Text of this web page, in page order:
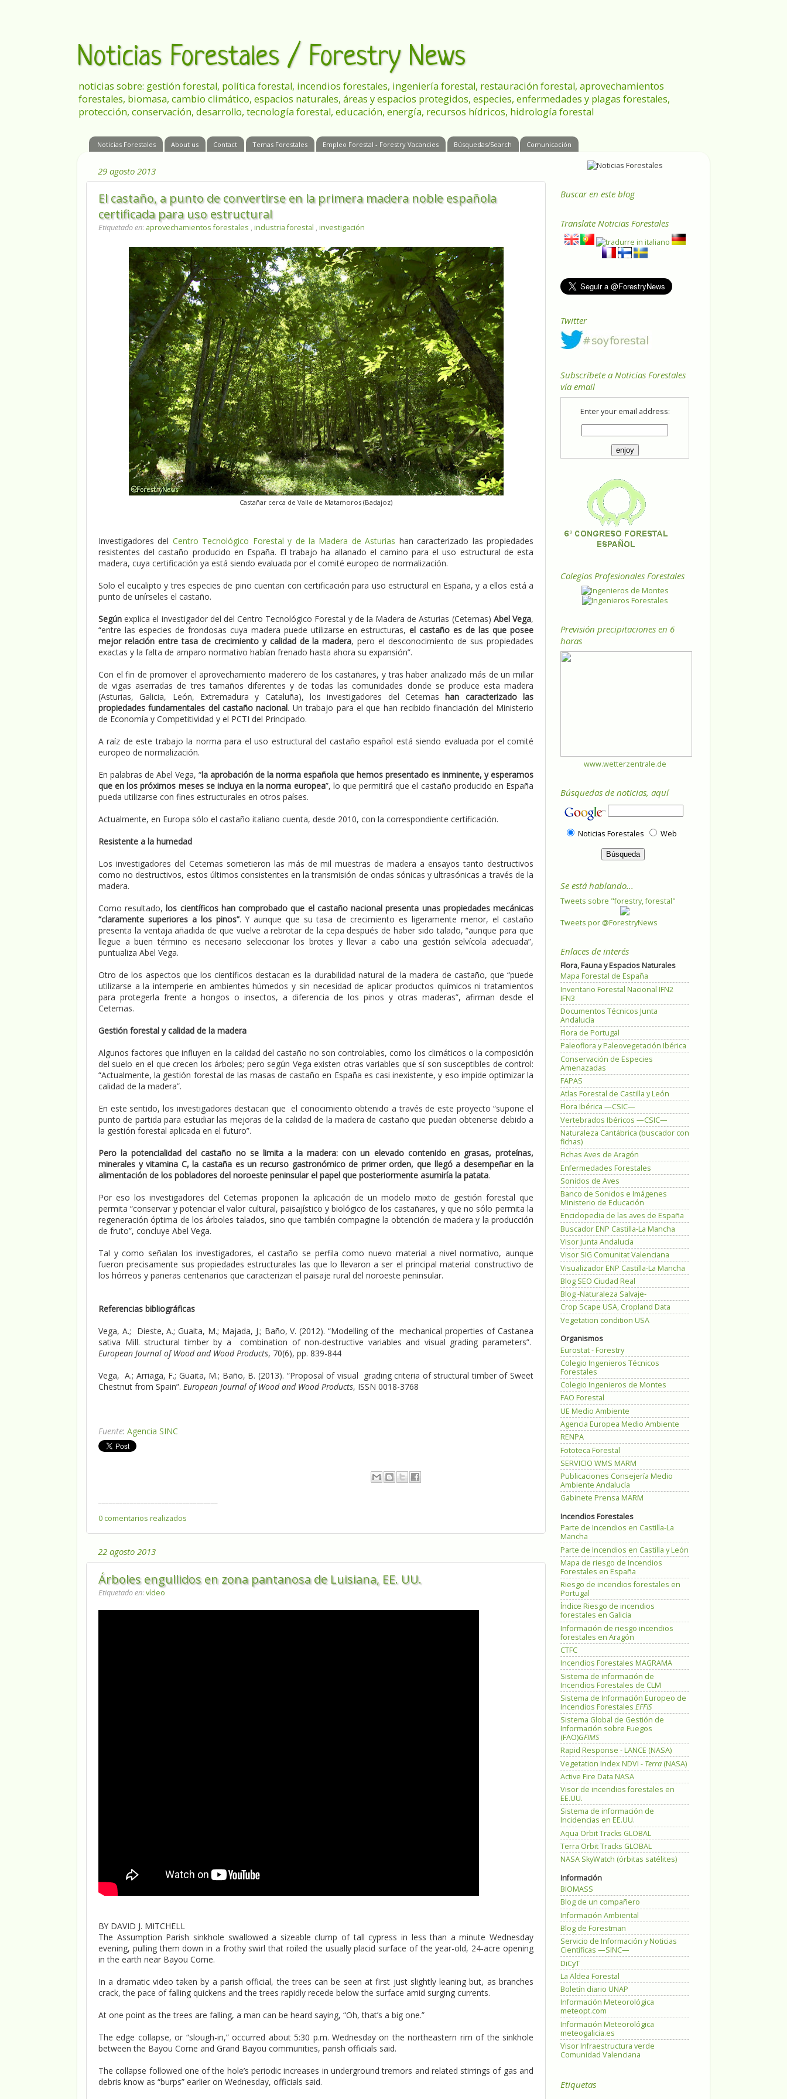
Noticias Forestales / Forestry News
noticias sobre: gestión forestal, política forestal, incendios forestales, ingeniería forestal, restauración forestal, aprovechamientos
forestales, biomasa, cambio climático, espacios naturales, áreas y espacios protegidos, especies, enfermedades y plagas forestales,
protección, conservación, desarrollo, tecnología forestal, educación, energía, recursos hídricos, hidrología forestal
Noticias Forestales About us Contact Temas Forestales Empleo Forestal - Forestry Vacancies Búsquedas/Search Comunicación
29 agosto 2013
El castaño, a punto de convertirse en la primera madera noble española
certificada para uso estructural
Etiquetado en: aprovechamientos forestales , industria forestal , investigación
Castañar cerca de Valle de Matamoros (Badajoz)
Investigadores del Centro Tecnológico Forestal y de la Madera de Asturias han caracterizado las propiedades
resistentes del castaño producido en España. El trabajo ha allanado el camino para el uso estructural de esta
madera, cuya certificación ya está siendo evaluada por el comité europeo de normalización.
Solo el eucalipto y tres especies de pino cuentan con certificación para uso estructural en España, y a ellos está a
punto de unírseles el castaño.
Según explica el investigador del del Centro Tecnológico Forestal y de la Madera de Asturias (Cetemas) Abel Vega,
“entre las especies de frondosas cuya madera puede utilizarse en estructuras, el castaño es de las que posee
mejor relación entre tasa de crecimiento y calidad de la madera, pero el desconocimiento de sus propiedades
exactas y la falta de amparo normativo habían frenado hasta ahora su expansión”.
Con el fin de promover el aprovechamiento maderero de los castañares, y tras haber analizado más de un millar
de vigas aserradas de tres tamaños diferentes y de todas las comunidades donde se produce esta madera
(Asturias, Galicia, León, Extremadura y Cataluña), los investigadores del Cetemashan caracterizado las
propiedades fundamentales del castaño nacional. Un trabajo para el que han recibido financiación del Ministerio
de Economía y Competitividad y el PCTI del Principado.
A raíz de este trabajo la norma para el uso estructural del castaño español está siendo evaluada por el comité
europeo de normalización.
En palabras de Abel Vega, “la aprobación de la norma española que hemos presentado es inminente, y esperamos
que en los próximos meses se incluya en la norma europea”, lo que permitirá que el castaño producido en España
pueda utilizarse con fines estructurales en otros países.
Actualmente, en Europa sólo el castaño italiano cuenta, desde 2010, con la correspondiente certificación.
Resistente a la humedad
Los investigadores del Cetemas sometieron las más de mil muestras de madera a ensayos tanto destructivos
como no destructivos, estos últimos consistentes en la transmisión de ondas sónicas y ultrasónicas a través de la
madera.
Como resultado,los científicos han comprobado que el castaño nacional presenta unas propiedades mecánicas
“claramente superiores a los pinos”. Y aunque que su tasa de crecimiento es ligeramente menor, el castaño
presenta la ventaja añadida de que vuelve a rebrotar de la cepa después de haber sido talado, “aunque para que
llegue a buen término es necesario seleccionar los brotes y llevar a cabo una gestión selvícola adecuada”,
puntualiza Abel Vega.
Otro de los aspectos que los científicos destacan es la durabilidad natural de la madera de castaño, que “puede
utilizarse a la intemperie en ambientes húmedos y sin necesidad de aplicar productos químicos ni tratamientos
para protegerla frente a hongos o insectos, a diferencia de los pinos y otras maderas”, afirman desde el
Cetemas.
Gestión forestal y calidad de la madera
Algunos factores que influyen en la calidad del castaño no son controlables, como los climáticos o la composición
del suelo en el que crecen los árboles; pero según Vega existen otras variables que sí son susceptibles de control:
“Actualmente, la gestión forestal de las masas de castaño en España es casi inexistente, y eso impide optimizar la
calidad de la madera”.
En este sentido, los investigadores destacan que el conocimiento obtenido a través de este proyecto “supone el
punto de partida para estudiar las mejoras de la calidad de la madera de castaño que puedan obtenerse debido a
la gestión forestal aplicada en el futuro”.
Pero la potencialidad del castaño no se limita a la madera: con un elevado contenido en grasas, proteínas,
minerales y vitamina C, la castaña es un recurso gastronómico de primer orden, que llegó a desempeñar en la
alimentación de los pobladores del noroeste peninsular el papel que posteriormente asumiría la patata.
Por eso los investigadores del Cetemas proponen la aplicación de un modelo mixto de gestión forestal que
permita “conservar y potenciar el valor cultural, paisajístico y biológico de los castañares, y que no sólo permita la
regeneración óptima de los árboles talados, sino que también compagine la obtención de madera y la producción
de fruto”, concluye Abel Vega.
Tal y como señalan los investigadores, el castaño se perfila como nuevo material a nivel normativo, aunque
fueron precisamente sus propiedades estructurales las que lo llevaron a ser el principal material constructivo de
los hórreos y paneras centenarios que caracterizan el paisaje rural del noroeste peninsular.
Referencias bibliográficas
Vega, A.; Dieste, A.; Guaita, M.; Majada, J.; Baño, V. (2012). “Modelling of the mechanical properties of Castanea
sativa Mill. structural timber by a combination of non-destructive variables and visual grading parameters”.
European Journal of Wood and Wood Products, 70(6), pp. 839-844
Vega, A.; Arriaga, F.; Guaita, M.; Baño, B. (2013). “Proposal of visual grading criteria of structural timber of Sweet
Chestnut from Spain”. European Journal of Wood and Wood Products, ISSN 0018-3768
Fuente: Agencia SINC
0 comentarios realizados
22 agosto 2013
Árboles engullidos en zona pantanosa de Luisiana, EE. UU.
Etiquetado en: vídeo
BY DAVID J. MITCHELL
The Assumption Parish sinkhole swallowed a sizeable clump of tall cypress in less than a minute Wednesday
evening, pulling them down in a frothy swirl that roiled the usually placid surface of the year-old, 24-acre opening
in the earth near Bayou Corne.
In a dramatic video taken by a parish official, the trees can be seen at first just slightly leaning but, as branches
crack, the pace of falling quickens and the trees rapidly recede below the surface amid surging currents.
At one point as the trees are falling, a man can be heard saying, “Oh, that’s a big one.”
The edge collapse, or “slough-in,” occurred about 5:30 p.m. Wednesday on the northeastern rim of the sinkhole
between the Bayou Corne and Grand Bayou communities, parish officials said.
The collapse followed one of the hole’s periodic increases in underground tremors and related stirrings of gas and
debris know as “burps” earlier on Wednesday, officials said.
Buscar en este blog
Translate Noticias Forestales
Twitter
Subscríbete a Noticias Forestales
vía email
Enter your email address:
Colegios Profesionales Forestales
Previsión precipitaciones en 6
horas
www.wetterzentrale.de
Búsquedas de noticias, aquí
Noticias Forestales Web
Se está hablando...
Tweets sobre "forestry, forestal"
Tweets por @ForestryNews
Enlaces de interés
Flora, Fauna y Espacios Naturales
Mapa Forestal de España
Inventario Forestal Nacional IFN2
IFN3
Documentos Técnicos Junta
Andalucía
Flora de Portugal
Paleoflora y Paleovegetación Ibérica
Conservación de Especies
Amenazadas
FAPAS
Atlas Forestal de Castilla y León
Flora Ibérica —CSIC—
Vertebrados Ibéricos —CSIC—
Naturaleza Cantábrica (buscador con
fichas)
Fichas Aves de Aragón
Enfermedades Forestales
Sonidos de Aves
Banco de Sonidos e Imágenes
Ministerio de Educación
Enciclopedia de las aves de España
Buscador ENP Castilla-La Mancha
Visor Junta Andalucía
Visor SIG Comunitat Valenciana
Visualizador ENP Castilla-La Mancha
Blog SEO Ciudad Real
Blog -Naturaleza Salvaje-
Crop Scape USA, Cropland Data
Vegetation condition USA
Organismos
Eurostat - Forestry
Colegio Ingenieros Técnicos
Forestales
Colegio Ingenieros de Montes
FAO Forestal
UE Medio Ambiente
Agencia Europea Medio Ambiente
RENPA
Fototeca Forestal
SERVICIO WMS MARM
Publicaciones Consejería Medio
Ambiente Andalucía
Gabinete Prensa MARM
Incendios Forestales
Parte de Incendios en Castilla-La
Mancha
Parte de Incendios en Castilla y León
Mapa de riesgo de Incendios
Forestales en España
Riesgo de incendios forestales en
Portugal
Índice Riesgo de incendios
forestales en Galicia
Información de riesgo incendios
forestales en Aragón
CTFC
Incendios Forestales MAGRAMA
Sistema de información de
Incendios Forestales de CLM
Sistema de Información Europeo de
Incendios Forestales EFFIS
Sistema Global de Gestión de
Información sobre Fuegos
(FAO)GFIMS
Rapid Response - LANCE (NASA)
Vegetation Index NDVI - Terra (NASA)
Active Fire Data NASA
Visor de incendios forestales en
EE.UU.
Sistema de información de
Incidencias en EE.UU.
Aqua Orbit Tracks GLOBAL
Terra Orbit Tracks GLOBAL
NASA SkyWatch (órbitas satélites)
Información
BIOMASS
Blog de un compañero
Información Ambiental
Blog de Forestman
Servicio de Información y Noticias
Científicas —SINC—
DiCyT
La Aldea Forestal
Boletín diario UNAP
Información Meteorológica
meteopt.com
Información Meteorológica
meteogalicia.es
Visor Infraestructura verde
Comunidad Valenciana
Etiquetas